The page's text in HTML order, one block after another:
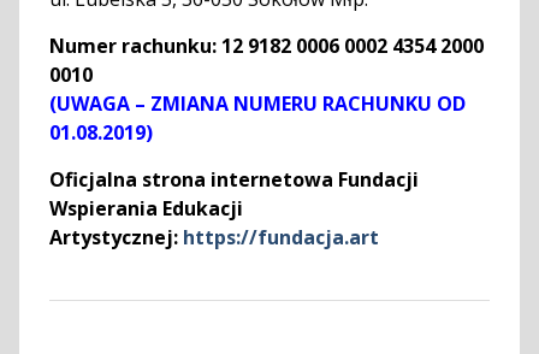
Numer rachunku: 12 9182 0006 0002 4354 2000
0010
(UWAGA – ZMIANA NUMERU RACHUNKU OD
01.08.2019)
Oficjalna strona internetowa Fundacji
Wspierania Edukacji
Artystycznej: https://fundacja.art